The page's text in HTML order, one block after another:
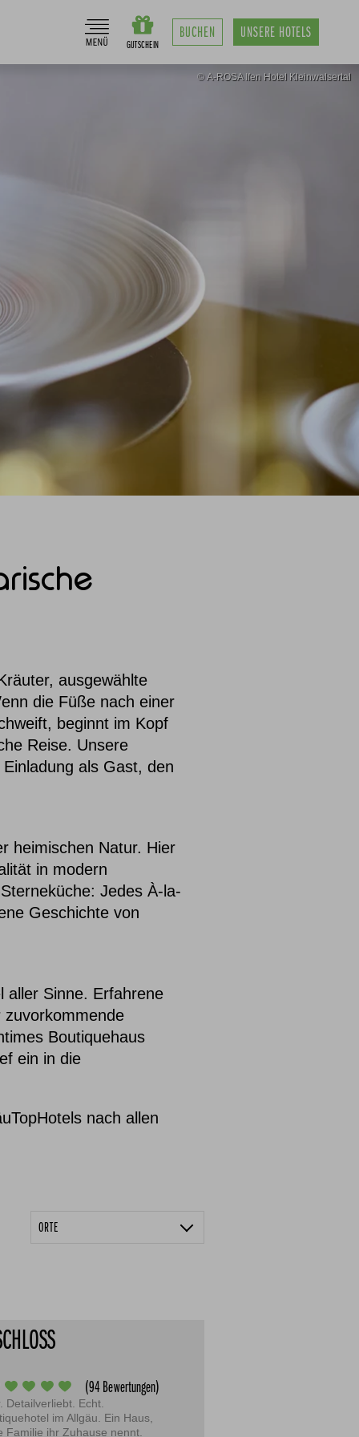
BUCHEN UNSERE HOTELS
© A-ROSA Ifen Hotel Kleinwalsertal
ausgewählte
die Füße nach einer
beginnt im Kopf
Reise. Unsere
als Gast, den
heimischen Natur. Hier
in modern
Jedes À-la-
Geschichte von
aller Sinne. Erfahrene
zuvorkommende
Boutiquehaus
ein in die
nach allen
ORTE
Fischen
Kleinwalsertal
Oberstaufen
(94 Bewertungen)
Detailverliebt. Echt.
im Allgäu. Ein Haus,
Familie ihr Zuhause nennt.